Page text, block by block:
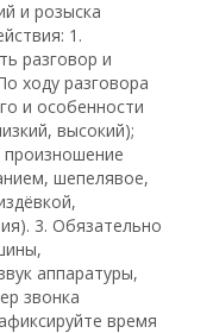
и розыска
1.
разговор и
ходу разговора
и особенности
высокий);
шепелявое,
3. Обязательно
аппаратуры,
звонка
время